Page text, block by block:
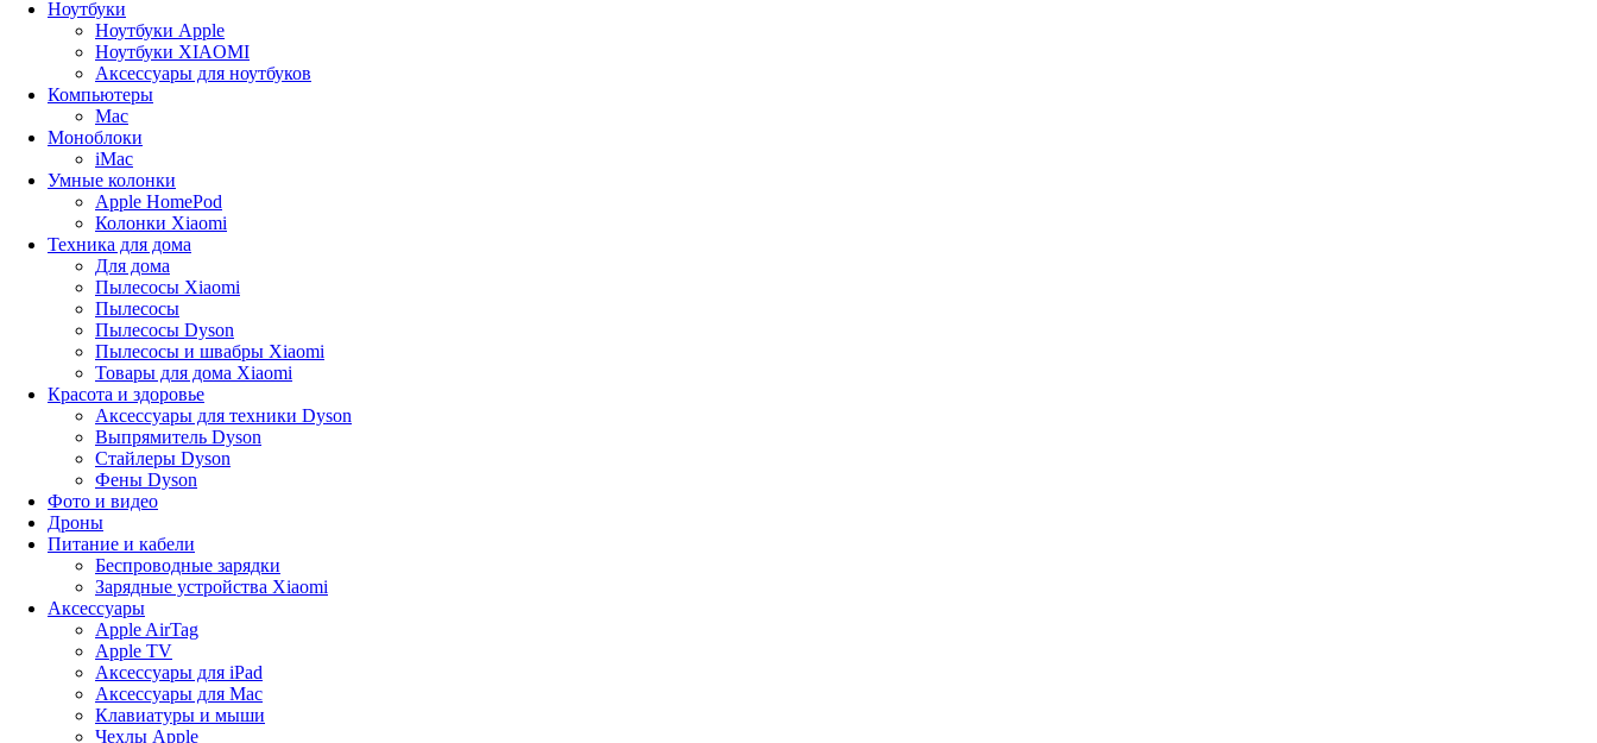
Ноутбуки
Ноутбуки Apple
Ноутбуки XIAOMI
Аксессуары для ноутбуков
Компьютеры
Mac
Моноблоки
iMac
Умные колонки
Apple HomePod
Колонки Xiaomi
Техника для дома
Для дома
Пылесосы Xiaomi
Пылесосы
Пылесосы Dyson
Пылесосы и швабры Xiaomi
Товары для дома Xiaomi
Красота и здоровье
Аксессуары для техники Dyson
Выпрямитель Dyson
Стайлеры Dyson
Фены Dyson
Фото и видео
Дроны
Питание и кабели
Беспроводные зарядки
Зарядные устройства Xiaomi
Аксессуары
Apple AirTag
Apple TV
Аксессуары для iPad
Аксессуары для Mac
Клавиатуры и мыши
Чехлы Apple